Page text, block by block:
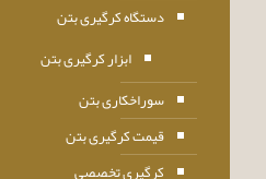
دستگاه کرگیری بتن
ابزار کرگیری بتن
سوراخکاری بتن
قیمت کرگیری بتن
کرگیری تخصصی